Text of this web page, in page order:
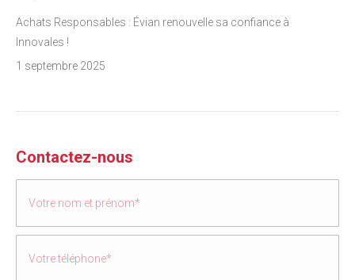
Achats Responsables : Évian renouvelle sa confiance à
Innovales !
1 septembre 2025
Contactez-nous